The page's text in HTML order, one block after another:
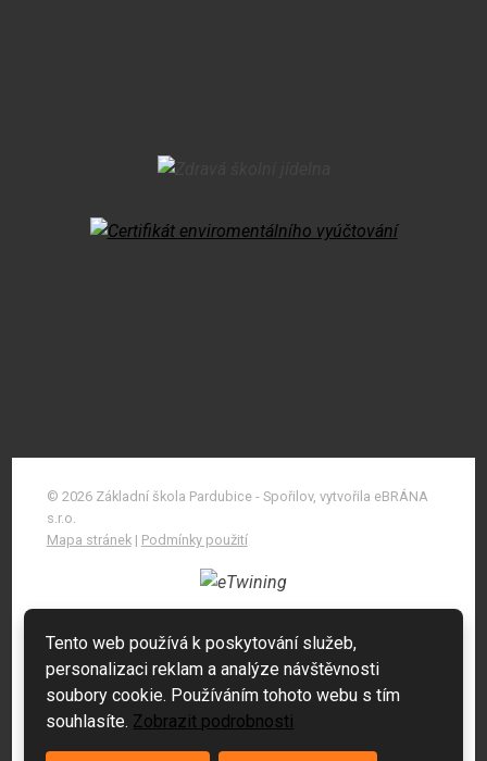
© 2026 Základní škola Pardubice - Spořilov, vytvořila eBRÁNA
s.r.o.
Mapa stránek| Podmínky použití
Tento web používá k poskytování služeb,
personalizaci reklam a analýze návštěvnosti
soubory cookie. Používáním tohoto webu s tím
souhlasíte. Zobrazit podrobnosti